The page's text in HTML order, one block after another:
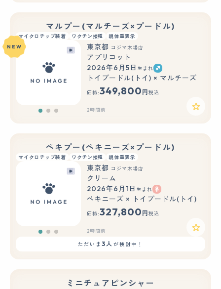
マルプー(マルチーズ×プードル)
マイクロチップ装着 ワクチン接種 親体重表示
もっと見る
NEW 東京都 コジマ木場店
アプリコット
2026年6月5日 生まれ
トイプードル(トイ) × マルチーズ
価格:349,800 円 税込
2時間前
ペキプー(ペキニーズ×プードル)
マイクロチップ装着 ワクチン接種 親体重表示
もっと見る
東京都 コジマ木場店
クリーム
2026年6月1日 生まれ
ペキニーズ × トイプードル(トイ)
価格:327,800 円 税込
2時間前
ただいま3人 が検討中！
ミニチュアピンシャー